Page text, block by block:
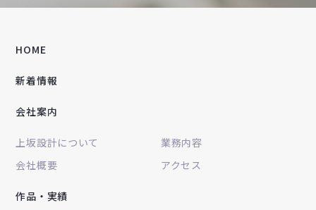
HOME
新着情報
会社案内
上坂設計について
業務内容
会社概要
アクセス
作品・実績